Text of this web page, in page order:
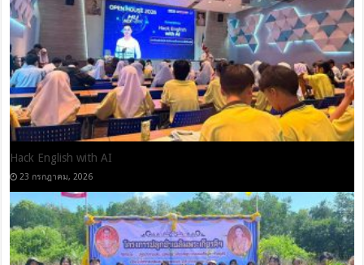
หล่อเทียนพรรษา
17 กรกฎาคม, 2026